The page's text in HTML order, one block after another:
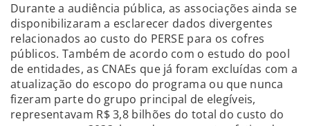
Durante a audiência pública, as associações ainda se
disponibilizaram a esclarecer dados divergentes
relacionados ao custo do PERSE para os cofres
públicos. Também de acordo com o estudo do pool
de entidades, as CNAEs que já foram excluídas com a
atualização do escopo do programa ou que nunca
fizeram parte do grupo principal de elegíveis,
representavam R$ 3,8 bilhões do total do custo do